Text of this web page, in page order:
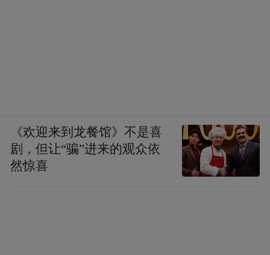
《欢迎来到龙餐馆》不是喜
剧，但让“骗”进来的观众依
然惊喜